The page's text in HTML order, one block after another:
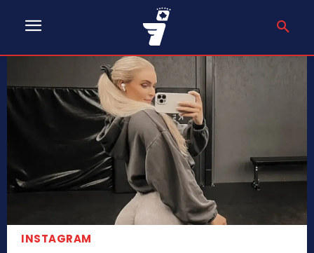
INSTAGRAM